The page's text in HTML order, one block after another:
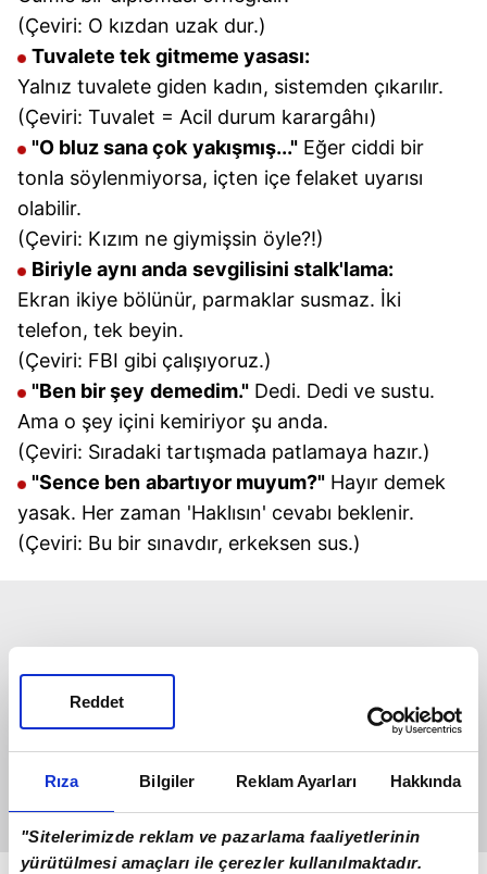
Rıza Bilgiler Reklam Ayarları Hakkında
"Sitelerimizde reklam ve pazarlama faaliyetlerinin
yürütülmesi amaçları ile çerezler kullanılmaktadır.
Reddet
(Çeviri: O kızdan uzak dur.)
Tuvalete tek gitmeme yasası:
Yalnız tuvalete giden kadın, sistemden çıkarılır.
(Çeviri: Tuvalet = Acil durum karargâhı)
"O bluz sana çok yakışmış..." Eğer ciddi bir
tonla söylenmiyorsa, içten içe felaket uyarısı
olabilir.
(Çeviri: Kızım ne giymişsin öyle?!)
Biriyle aynı anda sevgilisini stalk'lama:
Ekran ikiye bölünür, parmaklar susmaz. İki
telefon, tek beyin.
(Çeviri: FBI gibi çalışıyoruz.)
"Ben bir şey demedim." Dedi. Dedi ve sustu.
Ama o şey içini kemiriyor şu anda.
(Çeviri: Sıradaki tartışmada patlamaya hazır.)
"Sence ben abartıyor muyum?" Hayır demek
yasak. Her zaman 'Haklısın' cevabı beklenir.
(Çeviri: Bu bir sınavdır, erkeksen sus.)